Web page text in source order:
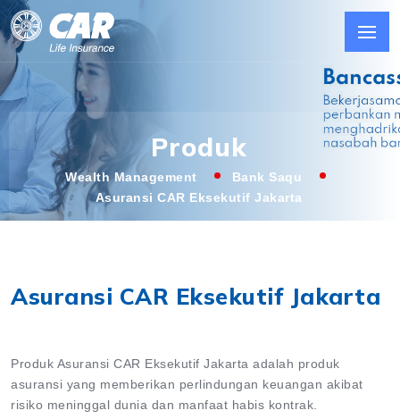
Produk
Wealth Management
Bank Saqu
Asuransi CAR Eksekutif Jakarta
Asuransi CAR Eksekutif Jakarta
Produk Asuransi CAR Eksekutif Jakarta adalah produk
asuransi yang memberikan perlindungan keuangan akibat
risiko meninggal dunia dan manfaat habis kontrak.